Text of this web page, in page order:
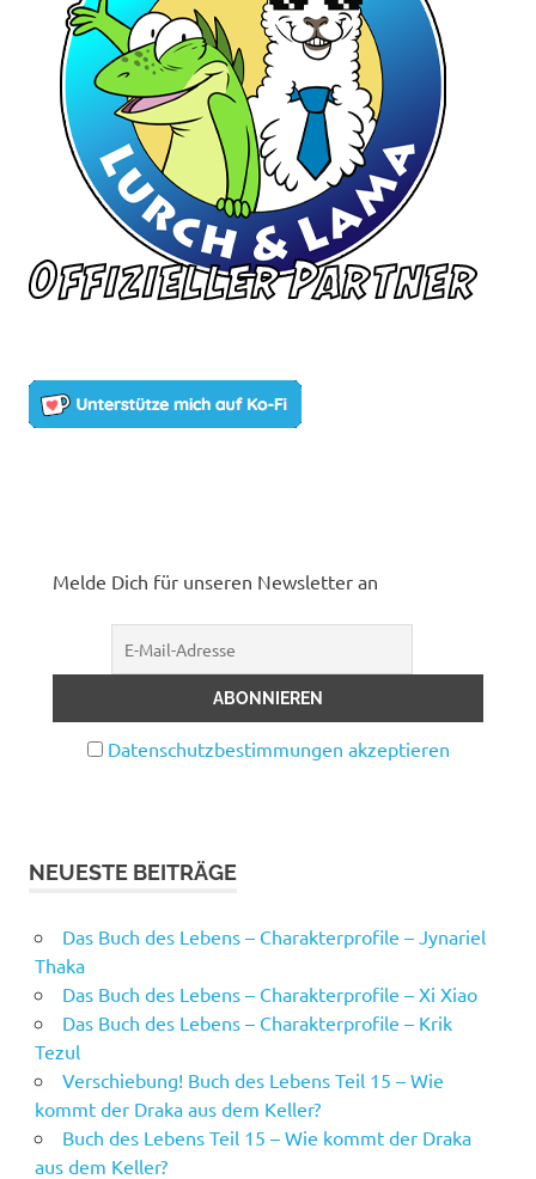
Melde Dich für unseren Newsletter an
Datenschutzbestimmungen akzeptieren
NEUESTE BEITRÄGE
Das Buch des Lebens – Charakterprofile – Jynariel
Thaka
Das Buch des Lebens – Charakterprofile – Xi Xiao
Das Buch des Lebens – Charakterprofile – Krik
Tezul
Verschiebung! Buch des Lebens Teil 15 – Wie
kommt der Draka aus dem Keller?
Buch des Lebens Teil 15 – Wie kommt der Draka
aus dem Keller?